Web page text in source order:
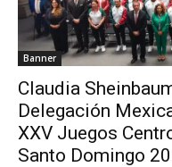
Banner
Claudia
Delegación
XXV Juegos
Santo Domingo